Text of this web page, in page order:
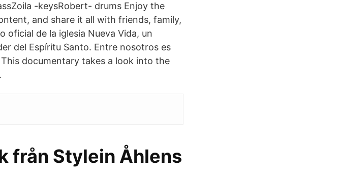
-keysRobert- drums Enjoy the
and share it all with friends, family,
oficial de la iglesia Nueva Vida, un
del Espíritu Santo. Entre nosotros es
documentary takes a look into the
från Stylein Åhlens